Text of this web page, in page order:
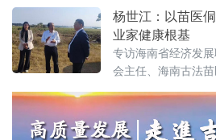
国家医学中心湖南
的“领航之夜”公益
场活动锚定《“健康
方向，以“健康共同
程”为核心主题，通
心捐赠、项目签约
杨世江：以苗医
业家健康根基
专访海南省经济发
会主任、海南古法